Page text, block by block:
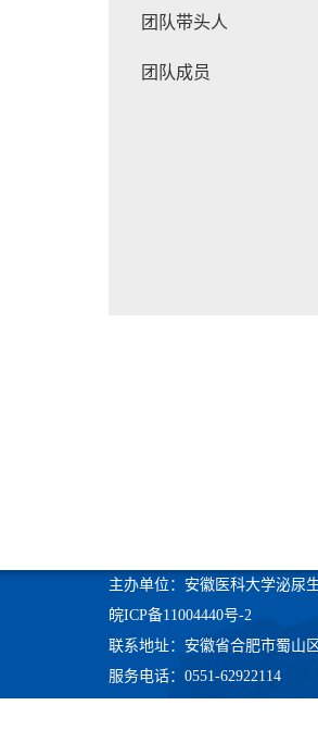
团队带头人
团队成员
主办单位：安徽医科大学泌尿
皖ICP备11004440号-2
联系地址：安徽省合肥市蜀山
服务电话：0551-62922114